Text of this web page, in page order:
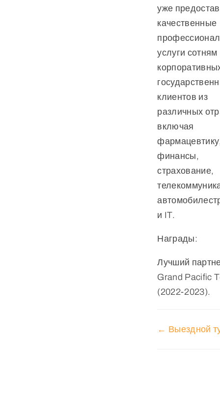
уже
качественные
услуги сотням
клиентов из
различных
включая
финансы,
страхование,
и IT.
Награды:
Лучший
Grand Pacific
(2022-2023).
文
← Выездной